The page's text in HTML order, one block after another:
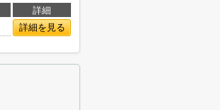
詳細
詳細を見る